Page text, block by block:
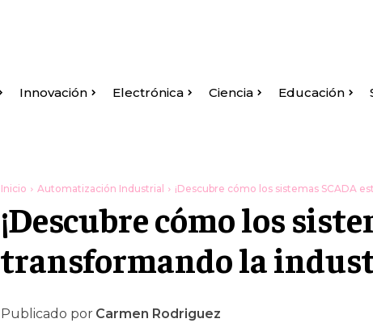
Innovación Electrónica Ciencia Educación
Inicio Automatización Industrial ¡Descubre cómo los sistemas SCADA
¡Descubre cómo los
transformando la
Publicado por Carmen Rodriguez